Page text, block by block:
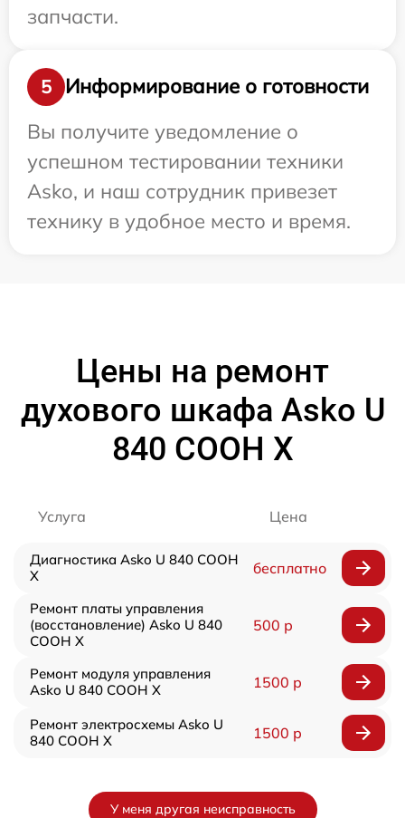
запчасти.
5
Информирование о готовности
Вы получите уведомление о
успешном тестировании техники
Asko, и наш сотрудник привезет
технику в удобное место и время.
Цены на ремонт
духового шкафа Asko U
840 COOH X
Услуга Цена
Диагностика Asko U 840 COOH
X
бесплатно
Ремонт платы управления
(восстановление) Asko U 840
COOH X
500 р
Ремонт модуля управления
Asko U 840 COOH X
1500 р
Ремонт электросхемы Asko U
840 COOH X
1500 р
У меня другая неисправность